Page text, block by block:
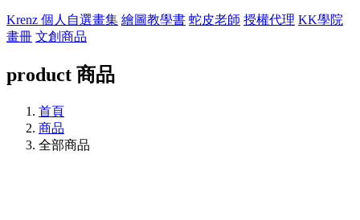
Krenz 個人自選畫集 繪圖教學書 蛇皮老師 授權代理 KK學院
畫冊 文創商品
product 商品
首頁
商品
全部商品